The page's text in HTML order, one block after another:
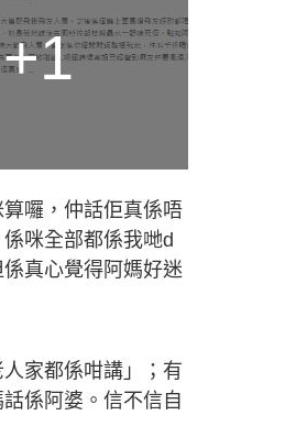
+1
囉，仲話佢真係唔
咪全部都係我哋d
真心覺得阿媽好迷
家都係咁講」；有
係阿婆。信不信自